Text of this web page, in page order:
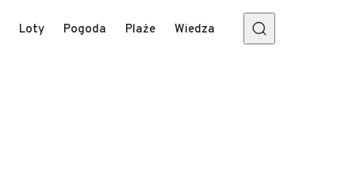
Loty Pogoda Plaże Wiedza